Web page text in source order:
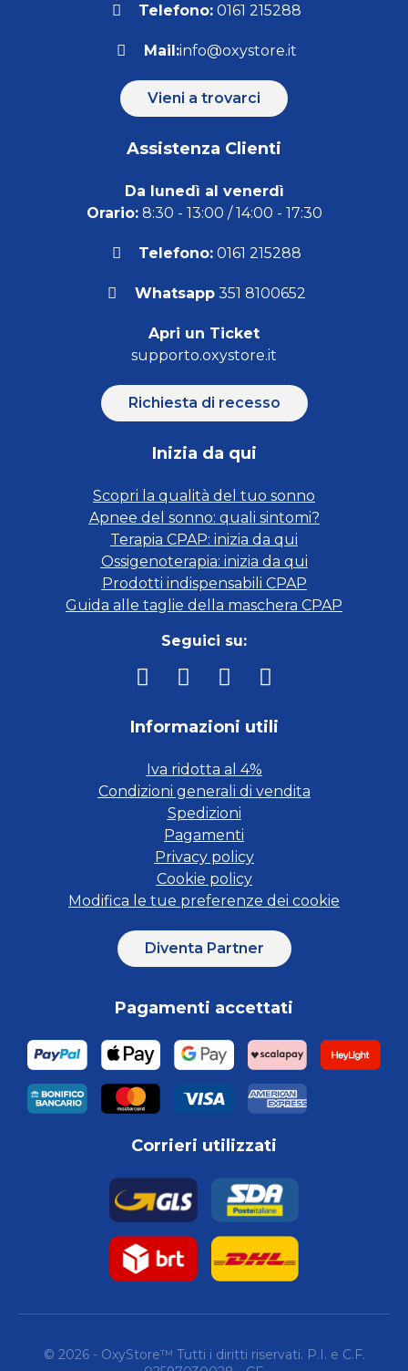
Telefono: 0161 215288
Mail:info@oxystore.it
Vieni a trovarci
Assistenza Clienti
Da lunedì al venerdì
Orario:8:30 - 13:00 / 14:00 - 17:30
Telefono: 0161 215288
Whatsapp351 8100652
Apri un Ticket
supporto.oxystore.it
Richiesta di recesso
Inizia da qui
Scopri la qualità del tuo sonno
Apnee del sonno: quali sintomi?
Terapia CPAP: inizia da qui
Ossigenoterapia: inizia da qui
Prodotti indispensabili CPAP
Guida alle taglie della maschera CPAP
Seguici su:
Informazioni utili
Iva ridotta al 4%
Condizioni generali di vendita
Spedizioni
Pagamenti
Privacy policy
Cookie policy
Modifica le tue preferenze dei cookie
Diventa Partner
Pagamenti accettati
Corrieri utilizzati
© 2026 - OxyStore™ Tutti i diritti riservati. P.I. e C.F.